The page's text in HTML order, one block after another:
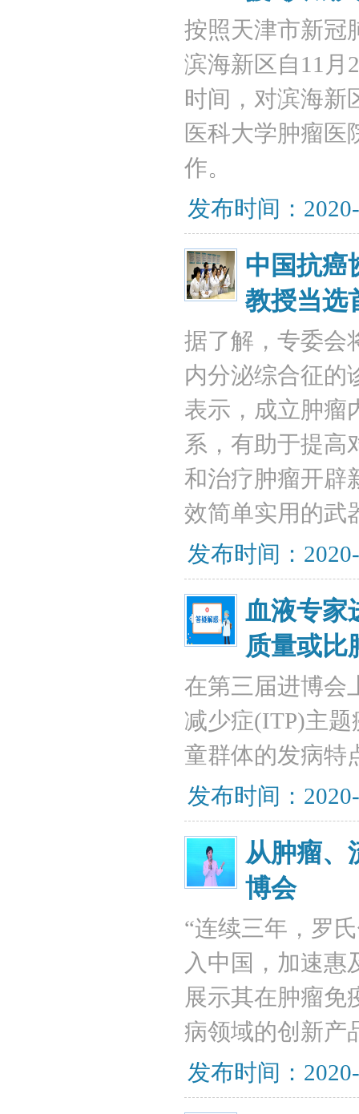
按照天津市新冠
滨海新区自11月
时间，对滨海新
医科大学肿瘤医
作。
发布时间：
中国抗癌
教授当选
据了解，专委会
内分泌综合征的
表示，成立肿瘤
系，有助于提高
和治疗肿瘤开辟
效简单实用的武
发布时间：
血液专家
质量或比
在第三届进博会
减少症(ITP)主
童群体的发病特
发布时间：
从肿瘤、
博会
“连续三年，罗
入中国，加速惠
展示其在肿瘤免
病领域的创新产
发布时间：